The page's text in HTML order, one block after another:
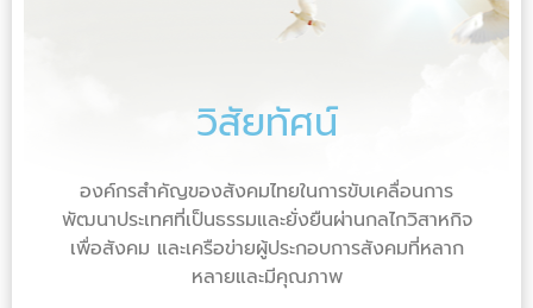
วิสัยทัศน์
องค์กรสำคัญของสังคมไทยในการขับเคลื่อนการ
พัฒนาประเทศที่เป็นธรรมและยั่งยืนผ่านกลไกวิสาหกิจ
เพื่อสังคม และเครือข่ายผู้ประกอบการสังคมที่หลาก
หลายและมีคุณภาพ